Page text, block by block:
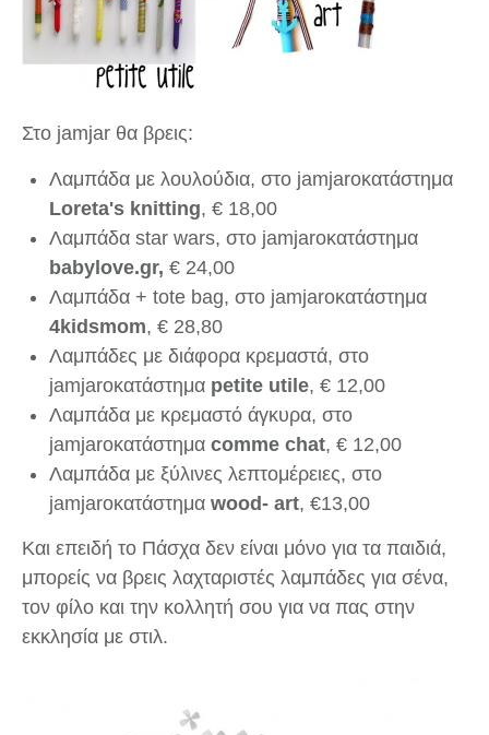
Στο jamjar θα βρεις:
Λαμπάδα με λουλούδια, στο jamjaroκατάστημα
Loreta's knitting, € 18,00
Λαμπάδα star wars, στο jamjarοκατάστημα
babylove.gr, € 24,00
Λαμπάδα + tote bag, στο jamjaroκατάστημα
4kidsmom, € 28,80
Λαμπάδες με διάφορα κρεμαστά, στο
jamjarοκατάστημα petite utile, € 12,00
Λαμπάδα με κρεμαστό άγκυρα, στο
jamjaroκατάστημα comme chat, € 12,00
Λαμπάδα με ξύλινες λεπτομέρειες, στο
jamjarοκατάστημα wood- art, €13,00
Και επειδή το Πάσχα δεν είναι μόνο για τα παιδιά,
μπορείς να βρεις λαχταριστές λαμπάδες για σένα,
τον φίλο και την κολλητή σου για να πας στην
εκκλησία με στιλ.